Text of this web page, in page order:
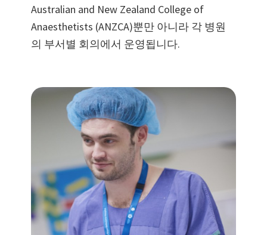
Australian and New Zealand College of
Anaesthetists (ANZCA)뿐만 아니라 각 병원
의 부서별 회의에서 운영됩니다.